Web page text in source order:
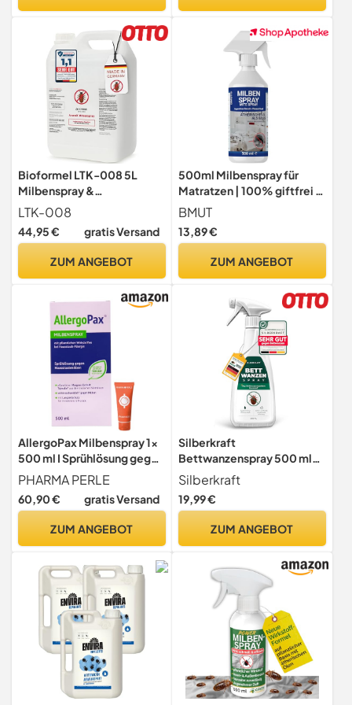
Geraniol
Bioformel LTK-008 5L
Milbenspray &
Milbenabwehr mit
Langzeitwirkung - Anti
Milben-Spray für
Polster & Bett -
Hausstaubmilben
Bettwanzen Parasiten
LTK-008
44,95 € gratis Versand
ZUM ANGEBOT
500ml Milbenspray für
Matratzen | 100% giftfrei |
Bettwäsche | Polster |
Textil | Hausstaubmilben
Spray | bei Allergie
BMUT
13,89 €
ZUM ANGEBOT
AllergoPax Milbenspray 1x
500 ml I Sprühlösung gegen
Hausstaubmilben I mit
pflanzlichen Wirkstoffen
bei Hausstaub-Allergie I Für
Spar-Set plus Pharma Perle
PHARMA PERLE
60,90 € gratis Versand
ZUM ANGEBOT
Silberkraft
Bettwanzenspray 500 ml
für Matratzen und Betten,
effektiv Bettwanzen
bekämpfen, hilfreiches
Silberkraft
19,99 €
ZUM ANGEBOT